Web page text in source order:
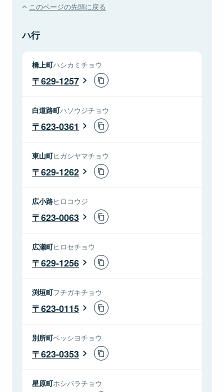
このページの先頭に戻る
ハ行
橋上町ハシカミチョウ
629-1257
白道路町ハソウジチョウ
623-0361
東山町ヒガシヤマチョウ
629-1262
広小路ヒロコウジ
623-0063
広瀬町ヒロセチョウ
629-1256
渕垣町フチガキチョウ
623-0115
別所町ベッシヨチョウ
623-0353
星原町ホシバラチョウ